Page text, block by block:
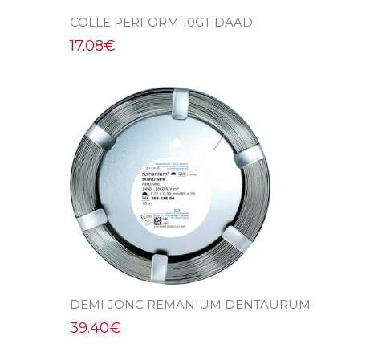
COLLE PERFORM 10GT DAAD
17.08€
DEMI JONC REMANIUM DENTAURUM
39.40€